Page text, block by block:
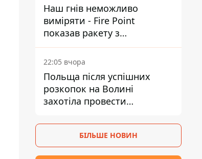
Наш гнів неможливо
виміряти - Fire Point
показав ракету з
загадковою позначкою 723
22:05 вчора
Польща після успішних
розкопок на Волині
захотіла провести
БІЛЬШЕ НОВИН